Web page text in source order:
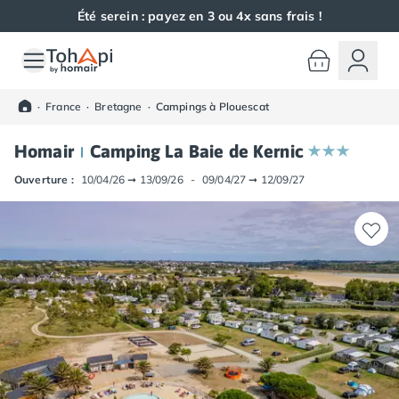
Été serein : payez en 3 ou 4x sans frais !
Toutes nos destinations
Camping Alsace
Camping Haut-Rhin
Camping Colmar
Camping Mulhouse
Camping Dordogne
Camping Carsac-Aillac
Camping Les Eyzies-de-Tayac-Sireuil
Camping Sarlat
Camping Gironde
Camping Bordeaux
Camping Carcans
· France · Bretagne · Campings à Plouescat
Homair Camping La Baie de Kernic
Ouverture : 10/04/26 ➞ 13/09/26 - 09/04/27 ➞ 12/09/27